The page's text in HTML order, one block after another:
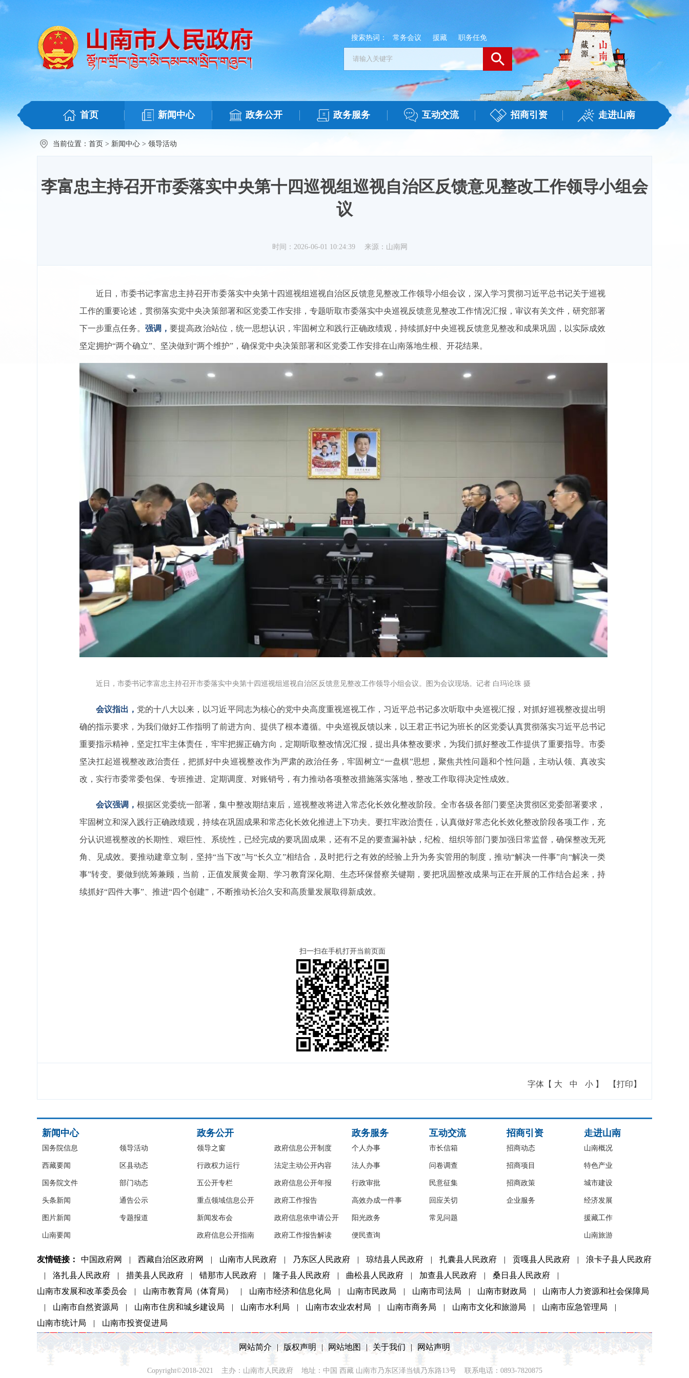
搜索热词： 常务会议 援藏 职务任免
首页 新闻中心 政务公开 政务服务 互动交流 招商引资 走进山南
当前位置： 首页 > 新闻中心 > 领导活动
李富忠主持召开市委落实中央第十四巡视组巡视自治区反馈意见整改工作领导小组会
议
时间：2026-06-01 10:24:39 来源：山南网
近日，市委书记李富忠主持召开市委落实中央第十四巡视组巡视自治区反馈意见整改工作领导小组会议，深入学习贯彻习近平总书记关于巡视
工作的重要论述，贯彻落实党中央决策部署和区党委工作安排，专题听取市委落实中央巡视反馈意见整改工作情况汇报，审议有关文件，研究部署
下一步重点任务。强调，要提高政治站位，统一思想认识，牢固树立和践行正确政绩观，持续抓好中央巡视反馈意见整改和成果巩固，以实际成效
坚定拥护“两个确立”、坚决做到“两个维护”，确保党中央决策部署和区党委工作安排在山南落地生根、开花结果。
近日，市委书记李富忠主持召开市委落实中央第十四巡视组巡视自治区反馈意见整改工作领导小组会议。图为会议现场。记者 白玛论珠 摄
会议指出， 党的十八大以来，以习近平同志为核心的党中央高度重视巡视工作，习近平总书记多次听取中央巡视汇报，对抓好巡视整改提出明
确的指示要求，为我们做好工作指明了前进方向、提供了根本遵循。中央巡视反馈以来，以王君正书记为班长的区党委认真贯彻落实习近平总书记
重要指示精神，坚定扛牢主体责任，牢牢把握正确方向，定期听取整改情况汇报，提出具体整改要求，为我们抓好整改工作提供了重要指导。市委
坚决扛起巡视整改政治责任，把抓好中央巡视整改作为严肃的政治任务，牢固树立“一盘棋”思想，聚焦共性问题和个性问题，主动认领、真改实
改，实行市委常委包保、专班推进、定期调度、对账销号，有力推动各项整改措施落实落地，整改工作取得决定性成效。
会议强调，根据区党委统一部署，集中整改期结束后，巡视整改将进入常态化长效化整改阶段。全市各级各部门要坚决贯彻区党委部署要求，
牢固树立和深入践行正确政绩观，持续在巩固成果和常态化长效化推进上下功夫。要扛牢政治责任，认真做好常态化长效化整改阶段各项工作，充
分认识巡视整改的长期性、艰巨性、系统性，已经完成的要巩固成果，还有不足的要查漏补缺，纪检、组织等部门要加强日常监督，确保整改无死
角、见成效。要推动建章立制，坚持“当下改”与“长久立”相结合，及时把行之有效的经验上升为务实管用的制度，推动“解决一件事”向“解决一类
事”转变。要做到统筹兼顾，当前，正值发展黄金期、学习教育深化期、生态环保督察关键期，要把巩固整改成果与正在开展的工作结合起来，持
续抓好“四件大事”、推进“四个创建”，不断推动长治久安和高质量发展取得新成效。
扫一扫在手机打开当前页面
字体【 大 中 小 】 【打印】
新闻中心
国务院信息
西藏要闻
国务院文件
头条新闻
图片新闻
山南要闻
领导活动
区县动态
部门动态
通告公示
专题报道
政务公开
领导之窗
行政权力运行
五公开专栏
重点领域信息公开
新闻发布会
政府信息公开指南
政府信息公开制度
法定主动公开内容
政府信息公开年报
政府工作报告
政府信息依申请公开
政府工作报告解读
政务服务
个人办事
法人办事
行政审批
高效办成一件事
阳光政务
便民查询
互动交流
市长信箱
问卷调查
民意征集
回应关切
常见问题
招商引资
招商动态
招商项目
招商政策
企业服务
走进山南
山南概况
特色产业
城市建设
经济发展
援藏工作
山南旅游
友情链接： 中国政府网 | 西藏自治区政府网 | 山南市人民政府 | 乃东区人民政府 | 琼结县人民政府 | 扎囊县人民政府 | 贡嘎县人民政府 |
浪卡子县人民政府
|
洛扎县人民政府 | 措美县人民政府 | 错那市人民政府 | 隆子县人民政府 | 曲松县人民政府 | 加查县人民政府 | 桑日县人民政府
|
山南市发展和改革委员会
| 山南市教育局（体育局） | 山南市经济和信息化局 | 山南市民政局 | 山南市司法局 | 山南市财政局 |
山南市人力资源和社会保障局
|
山南市自然资源局 | 山南市住房和城乡建设局 | 山南市水利局 | 山南市农业农村局 | 山南市商务局 | 山南市文化和旅游局 | 山南市应急管理局
|
山南市统计局
| 山南市投资促进局
网站简介 | 版权声明 | 网站地图 | 关于我们 | 网站声明
Copyright©2018-2021 主办：山南市人民政府 地址：中国 西藏 山南市乃东区泽当镇乃东路13号 联系电话：0893-7820875